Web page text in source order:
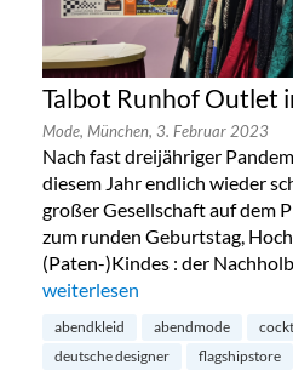
Talbot Runhof Outlet
Mode, München, 3. Februar 2023
Nach fast dreijähriger
diesem Jahr endlich wieder
großer Gesellschaft auf dem
zum runden Geburtstag,
(Paten-)Kindes : der
„Talbot Runhof Outlet in
weiterlesen
abendkleid abendmode
deutsche designer
flagshipstore